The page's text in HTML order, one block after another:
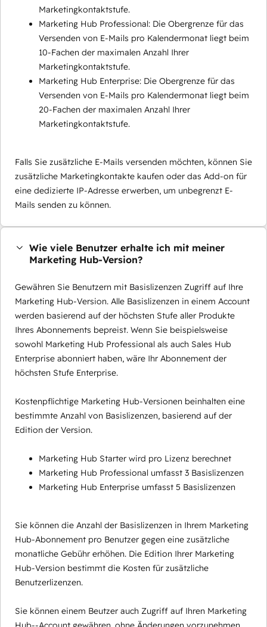
Marketingkontaktstufe.
Marketing Hub Professional: Die Obergrenze für das
Versenden von E-Mails pro Kalendermonat liegt beim
10-Fachen der maximalen Anzahl Ihrer
Marketingkontaktstufe.
Marketing Hub Enterprise: Die Obergrenze für das
Versenden von E-Mails pro Kalendermonat liegt beim
20-Fachen der maximalen Anzahl Ihrer
Marketingkontaktstufe.
Falls Sie zusätzliche E-Mails versenden möchten, können Sie
zusätzliche Marketingkontakte kaufen oder das Add-on für
eine dedizierte IP-Adresse erwerben, um unbegrenzt E-
Mails senden zu können.
Wie viele Benutzer erhalte ich mit meiner
Marketing Hub-Version?
Gewähren Sie Benutzern mit Basislizenzen Zugriff auf Ihre
Marketing Hub-Version. Alle Basislizenzen in einem Account
werden basierend auf der höchsten Stufe aller Produkte
Ihres Abonnements bepreist. Wenn Sie beispielsweise
sowohl Marketing Hub Professional als auch Sales Hub
Enterprise abonniert haben, wäre Ihr Abonnement der
höchsten Stufe Enterprise.
Kostenpflichtige Marketing Hub-Versionen beinhalten eine
bestimmte Anzahl von Basislizenzen, basierend auf der
Edition der Version.
Marketing Hub Starter wird pro Lizenz berechnet
Marketing Hub Professional umfasst 3 Basislizenzen
Marketing Hub Enterprise umfasst 5 Basislizenzen
Sie können die Anzahl der Basislizenzen in Ihrem Marketing
Hub-Abonnement pro Benutzer gegen eine zusätzliche
monatliche Gebühr erhöhen. Die Edition Ihrer Marketing
Hub-Version bestimmt die Kosten für zusätzliche
Benutzerlizenzen.
Sie können einem Beutzer auch Zugriff auf Ihren Marketing